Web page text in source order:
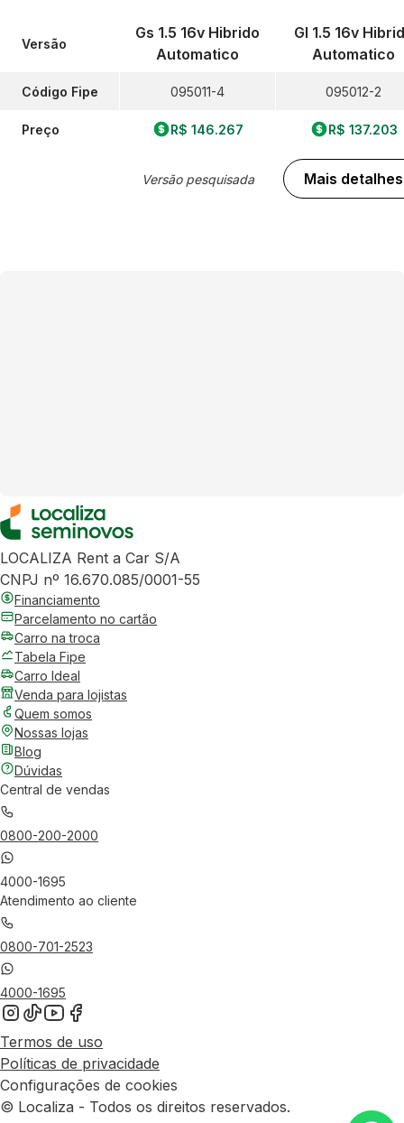
Versão
Código Fipe
Preço
Gs 1.5 16v Hibrido
Automatico
095011-4
R$ 146.267
Versão pesquisada
Gl 1.5 16v
Automatico
095012-2
R$ 137.203
Mais detalhes
LOCALIZA Rent a Car S/A
CNPJ nº 16.670.085/0001-55
Financiamento
Parcelamento no cartão
Carro na troca
Tabela Fipe
Carro Ideal
Venda para lojistas
Quem somos
Nossas lojas
Blog
Dúvidas
Central de vendas
0800-200-2000
4000-1695
Atendimento ao cliente
0800-701-2523
4000-1695
Termos de uso
Políticas de privacidade
Configurações de cookies
© Localiza - Todos os direitos reservados.